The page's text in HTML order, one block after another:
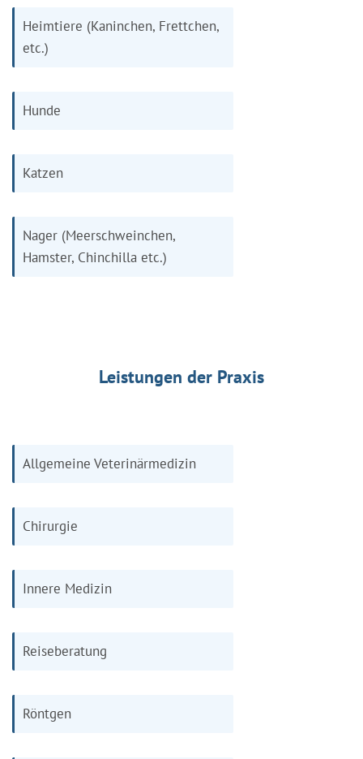
Heimtiere (Kaninchen, Frettchen,
etc.)
Hunde
Katzen
Nager (Meerschweinchen,
Hamster, Chinchilla etc.)
Leistungen der Praxis
Allgemeine Veterinärmedizin
Chirurgie
Innere Medizin
Reiseberatung
Röntgen